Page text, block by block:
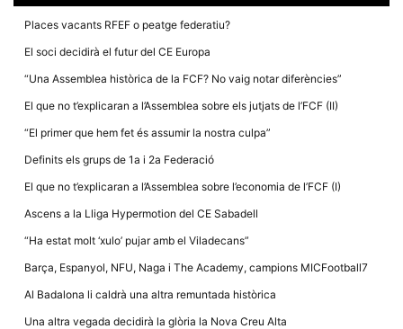
Places vacants RFEF o peatge federatiu?
El soci decidirà el futur del CE Europa
“Una Assemblea històrica de la FCF? No vaig notar diferències”
El que no t’explicaran a l’Assemblea sobre els jutjats de l’FCF (II)
“El primer que hem fet és assumir la nostra culpa”
Definits els grups de 1a i 2a Federació
El que no t’explicaran a l’Assemblea sobre l’economia de l’FCF (I)
Ascens a la Lliga Hypermotion del CE Sabadell
“Ha estat molt ‘xulo’ pujar amb el Viladecans”
Barça, Espanyol, NFU, Naga i The Academy, campions MICFootball7
Al Badalona li caldrà una altra remuntada històrica
Una altra vegada decidirà la glòria la Nova Creu Alta
tècnic de la
dades
de manera
del lloc web
la funcionalitat
i la seva
estructura.